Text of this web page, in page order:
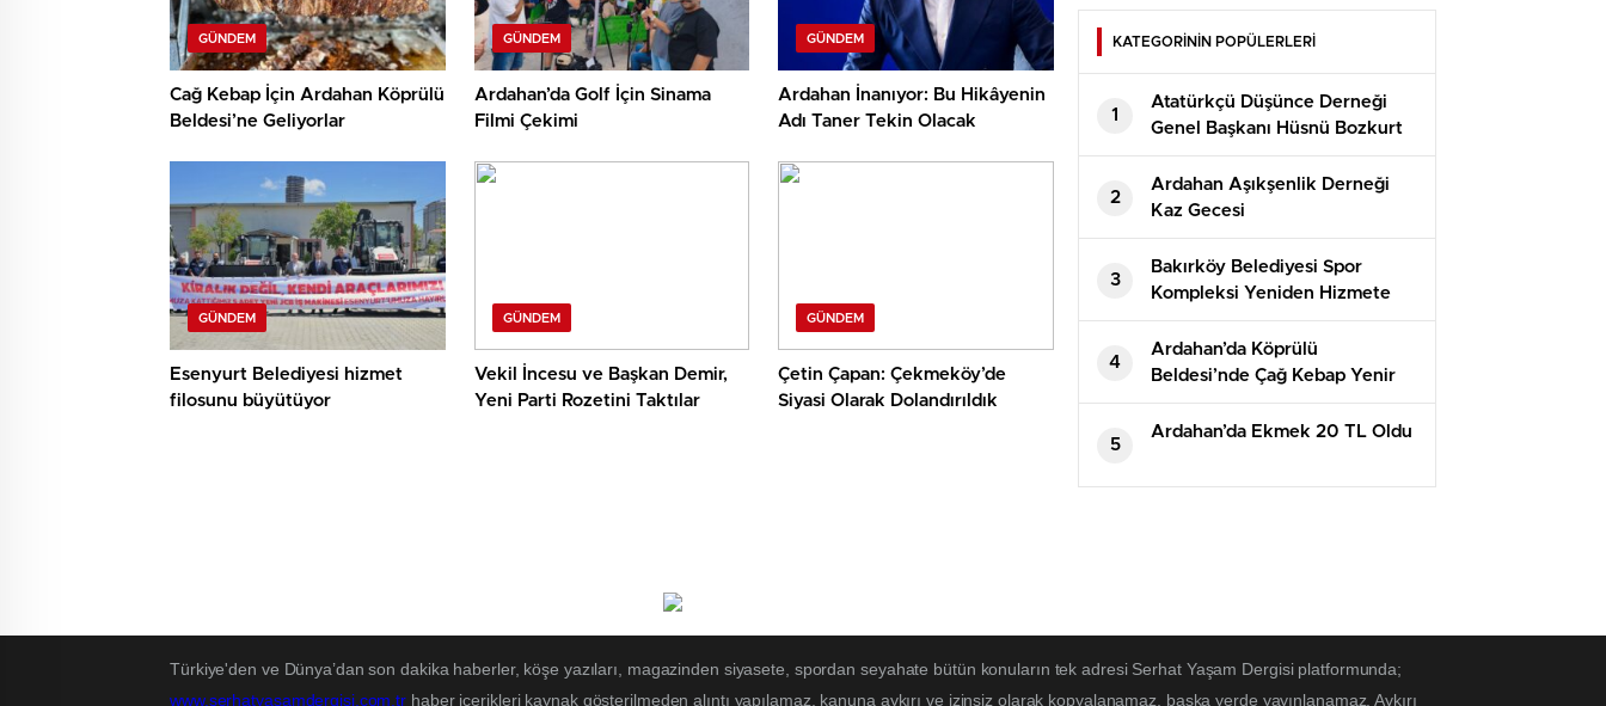
GÜNDEM
Cağ Kebap İçin Ardahan Köprülü
Beldesi’ne Geliyorlar
GÜNDEM
Ardahan’da Golf İçin Sinama
Filmi Çekimi
GÜNDEM
Ardahan İnanıyor: Bu Hikâyenin
Adı Taner Tekin Olacak
GÜNDEM
Esenyurt Belediyesi hizmet
filosunu büyütüyor
GÜNDEM
Vekil İncesu ve Başkan Demir,
Yeni Parti Rozetini Taktılar
GÜNDEM
Çetin Çapan: Çekmeköy’de
Siyasi Olarak Dolandırıldık
KATEGORİNİN POPÜLERLERİ
1
Atatürkçü Düşünce Derneği
Genel Başkanı Hüsnü Bozkurt
Konuşması
2
Ardahan Aşıkşenlik Derneği
Kaz Gecesi
3
Bakırköy Belediyesi Spor
Kompleksi Yeniden Hizmete
Açıldı
4
Ardahan’da Köprülü
Beldesi’nde Çağ Kebap Yenir
5
Ardahan’da Ekmek 20 TL Oldu
Türkiye'den ve Dünya’dan son dakika haberler, köşe yazıları, magazinden siyasete, spordan seyahate bütün konuların tek adresi Serhat Yaşam Dergisi platformunda;
www.serhatyasamdergisi.com.tr haber içerikleri kaynak gösterilmeden alıntı yapılamaz, kanuna aykırı ve izinsiz olarak kopyalanamaz, başka yerde yayınlanamaz. Aykırı